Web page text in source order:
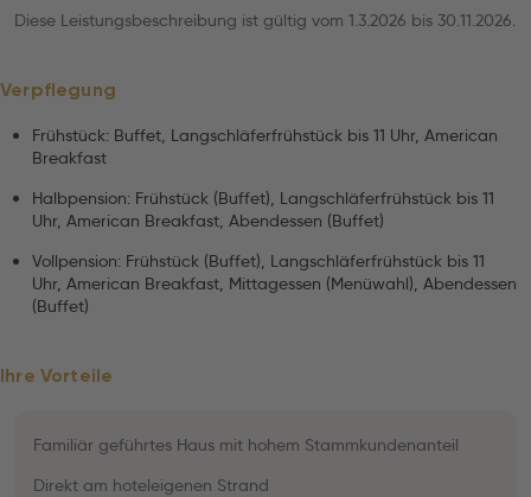
Diese Leistungsbeschreibung ist gültig vom 1.3.2026 bis 30.11.2026.
Verpflegung
Frühstück: Buffet, Langschläferfrühstück bis 11 Uhr, American
Breakfast
Halbpension: Frühstück (Buffet), Langschläferfrühstück bis 11
Uhr, American Breakfast, Abendessen (Buffet)
Vollpension: Frühstück (Buffet), Langschläferfrühstück bis 11
Uhr, American Breakfast, Mittagessen (Menüwahl), Abendessen
(Buffet)
Ihre Vorteile
Familiär geführtes Haus mit hohem Stammkundenanteil
Direkt am hoteleigenen Strand